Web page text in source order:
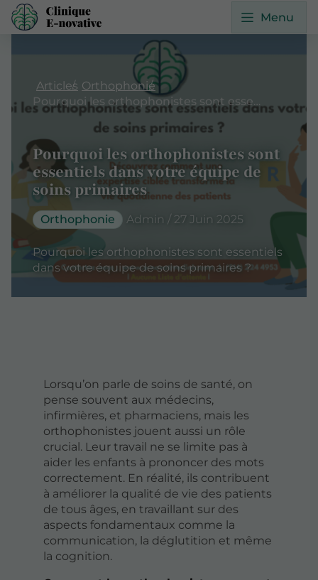
Menu
Articles Orthophonie
Pourquoi les orthophonistes sont essentiels dans votre équipe de soins primaires
Pourquoi les orthophonistes sont
essentiels dans votre équipe de
soins primaires
Orthophonie Admin / 27 Juin 2025
Pourquoi les orthophonistes sont essentiels
dans votre équipe de soins primaires ?
Lorsqu’on parle de soins de santé, on
pense souvent aux médecins,
infirmières, et pharmaciens, mais les
orthophonistes jouent aussi un rôle
crucial. Leur travail ne se limite pas à
aider les enfants à prononcer des mots
correctement. En réalité, ils contribuent
à améliorer la qualité de vie des patients
de tous âges, en travaillant sur des
aspects fondamentaux comme la
communication, la déglutition et même
la cognition.